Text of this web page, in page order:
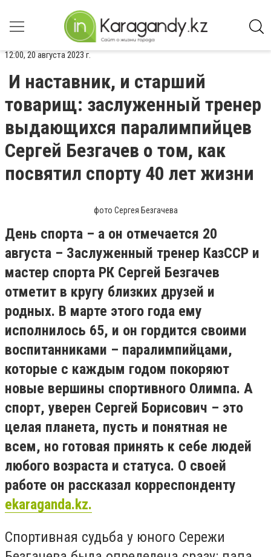
12:00, 20 августа 2023 г.
И наставник, и старший
товарищ: заслуженный тренер
выдающихся паралимпийцев
Сергей Безгачев о том, как
посвятил спорту 40 лет жизни
фото Сергея Безгачева
День спорта – а он отмечается 20
августа – Заслуженный тренер КазССР и
мастер спорта РК Сергей Безгачев
отметит в кругу близких друзей и
родных. В марте этого года ему
исполнилось 65, и он гордится своими
воспитанниками – паралимпийцами,
которые с каждым годом покоряют
новые вершины спортивного Олимпа. А
спорт, уверен Сергей Борисович – это
целая планета, пусть и понятная не
всем, но готовая принять к себе людей
любого возраста и статуса. О своей
работе он рассказал корреспонденту
ekaraganda.kz.
Спортивная судьба у юного Сережи